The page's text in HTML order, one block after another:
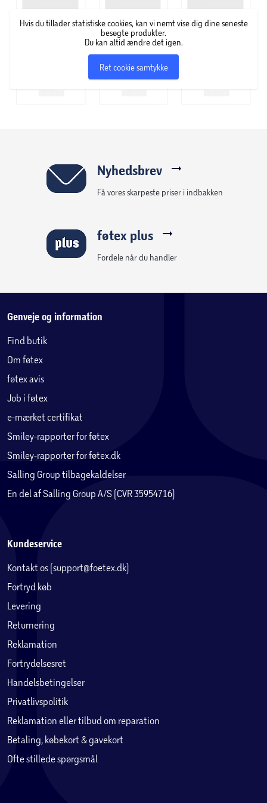
Ifö Sign toilettet leveres med Ifö Clean rengøringsvenlig
Hvis du tillader statistiske cookies, kan vi nemt vise dig dine seneste
besøgte produkter.
Du kan altid ændre det igen.
Ret cookie samtykke
Nyhedsbrev
Få vores skarpeste priser i indbakken
føtex plus
Fordele når du handler
Genveje og information
Find butik
Om føtex
føtex avis
Job i føtex
e-mærket certifikat
Smiley-rapporter for føtex
Smiley-rapporter for føtex.dk
Salling Group tilbagekaldelser
En del af Salling Group A/S (CVR 35954716)
Kundeservice
Kontakt os (support@foetex.dk)
Fortryd køb
Levering
Returnering
Reklamation
Fortrydelsesret
Handelsbetingelser
Privatlivspolitik
Reklamation eller tilbud om reparation
Betaling, købekort & gavekort
Ofte stillede spørgsmål